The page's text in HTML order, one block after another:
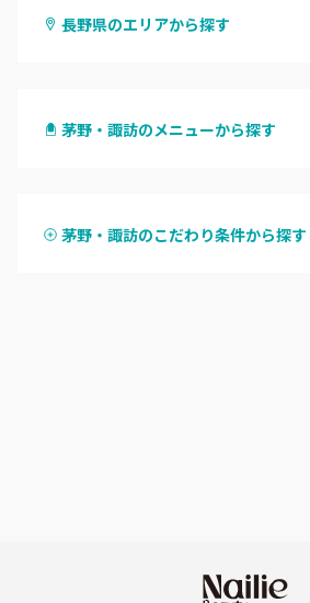
長野県のエリアから探す
松本・塩尻
茅野・諏訪のメニューから探す
ハンドスカルプ
茅野・諏訪のこだわり条件から探す